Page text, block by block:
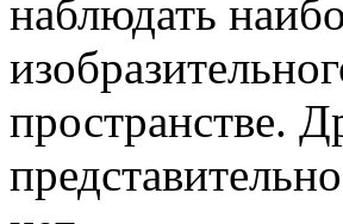
наблюдать
пространстве.